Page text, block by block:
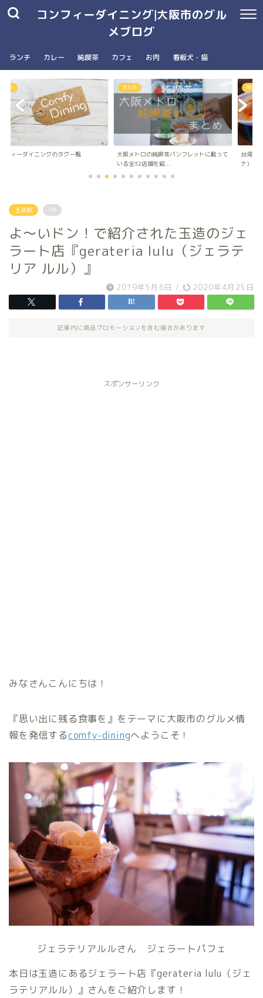
コンフィーダイニング|大阪市のグル
メブログ
ランチ カレー 純喫茶 カフェ お肉 看板犬・猫
グのタグ一覧
まとめ
大阪メトロの純喫茶パンフレットに載って
いる全32店舗を紹...
南森町駅・大阪天満宮駅
台湾朝食専門店wanna
玉造駅 PR
よ〜いドン！で紹介された玉造のジェ
ラート店『gerateria lulu（ジェラテ
リア ルル）』
2019年5月6日 / 2020年4月25日
記事内に商品プロモーションを含む場合があります
スポンサーリンク
みなさんこんにちは！
『思い出に残る食事を』をテーマに大阪市のグルメ情
報を発信するcomfy-diningへようこそ！
ジェラテリアルルさん ジェラートパフェ
本日は玉造にあるジェラート店『gerateria lulu（ジェ
ラテリアルル）』さんをご紹介します！